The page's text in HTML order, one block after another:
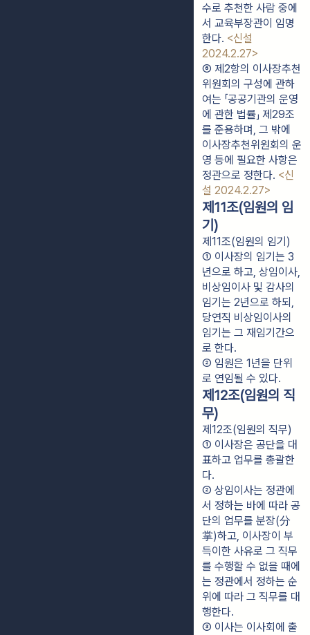
수로 추천한 사람 중에
서 교육부장관이 임명
한다. <신설
2024.2.27>
⑥ 제2항의 이사장추천
위원회의 구성에 관하
여는 「공공기관의 운영
에 관한 법률」 제29조
를 준용하며, 그 밖에
이사장추천위원회의 운
영 등에 필요한 사항은
정관으로 정한다. <신
설 2024.2.27>
제11조(임원의 임
기)
제11조(임원의 임기)
① 이사장의 임기는 3
년으로 하고, 상임이사,
비상임이사 및 감사의
임기는 2년으로 하되,
당연직 비상임이사의
임기는 그 재임기간으
로 한다.
② 임원은 1년을 단위
로 연임될 수 있다.
제12조(임원의 직
무)
제12조(임원의 직무)
① 이사장은 공단을 대
표하고 업무를 총괄한
다.
② 상임이사는 정관에
서 정하는 바에 따라 공
단의 업무를 분장(分
掌)하고, 이사장이 부
득이한 사유로 그 직무
를 수행할 수 없을 때에
는 정관에서 정하는 순
위에 따라 그 직무를 대
행한다.
③ 이사는 이사회에 출